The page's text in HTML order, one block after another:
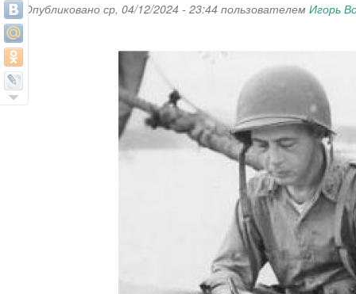
Опубликовано ср, 04/12/2024 - 23:44 пользователем Игорь